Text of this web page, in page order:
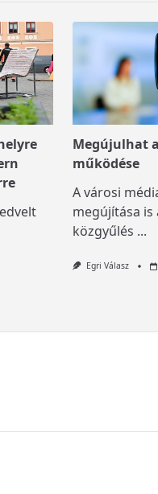
Megújulhat
működése
A városi
megújítása
közgyűlés ...
Egri Válasz